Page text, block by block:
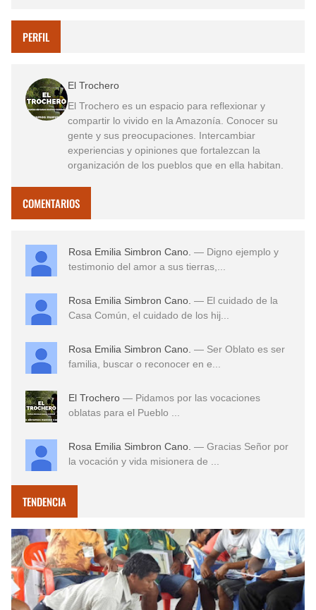
PERFIL
El Trochero
El Trochero es un espacio para reflexionar y
compartir lo vivido en la Amazonía. Conocer su
gente y sus preocupaciones. Intercambiar
experiencias y opiniones que fortalezcan la
organización de los pueblos que en ella habitan.
COMENTARIOS
Rosa Emilia Simbron Cano. — Digno ejemplo y
testimonio del amor a sus tierras,...
Rosa Emilia Simbron Cano. — El cuidado de la
Casa Común, el cuidado de los hij...
Rosa Emilia Simbron Cano. — Ser Oblato es ser
familia, buscar o reconocer en e...
El Trochero — Pidamos por las vocaciones
oblatas para el Pueblo ...
Rosa Emilia Simbron Cano. — Gracias Señor por
la vocación y vida misionera de ...
TENDENCIA